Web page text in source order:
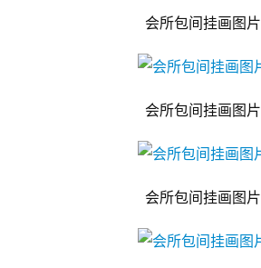
会所包间挂画图片
会所包间挂画图片
会所包间挂画图片